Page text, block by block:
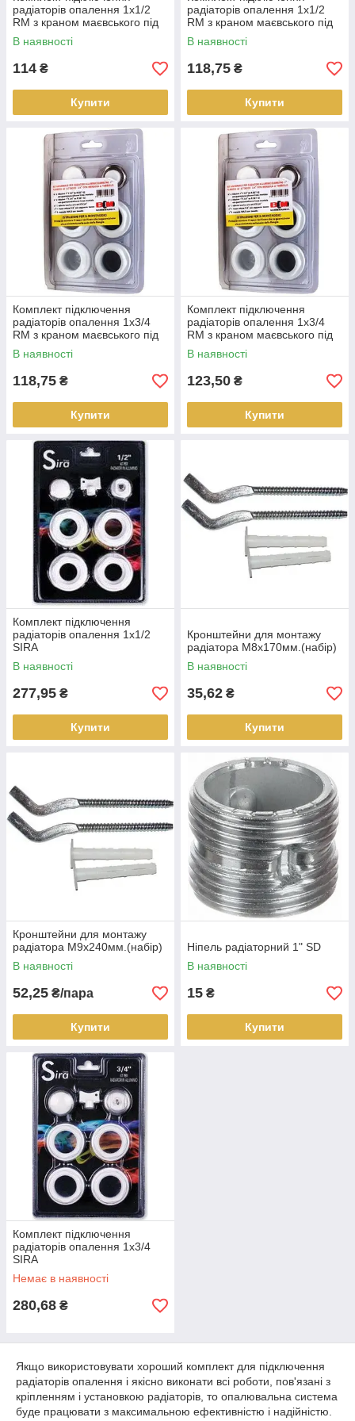
радіаторів опалення 1х1/2
RM з краном маєвського під
ключ.
В наявності
114 ₴
Купити
радіаторів опалення 1х1/2
RM з краном маєвського під
ручку.
В наявності
118,75 ₴
Купити
Комплект підключення
радіаторів опалення 1х3/4
RM з краном маєвського під
ключ.
В наявності
118,75 ₴
Купити
Комплект підключення
радіаторів опалення 1х3/4
RM з краном маєвського під
ручку.
В наявності
123,50 ₴
Купити
Комплект підключення
радіаторів опалення 1х1/2
SIRA
В наявності
277,95 ₴
Купити
Кронштейни для монтажу
радіатора М8х170мм.(набір)
В наявності
35,62 ₴
Купити
Кронштейни для монтажу
радіатора М9х240мм.(набір)
В наявності
52,25 ₴/пара
Купити
Ніпель радіаторний 1" SD
В наявності
15 ₴
Купити
Комплект підключення
радіаторів опалення 1х3/4
SIRA
Немає в наявності
280,68 ₴
Якщо використовувати хороший комплект для підключення
радіаторів опалення і якісно виконати всі роботи, пов'язані з
кріпленням і установкою радіаторів, то опалювальна система
буде працювати з максимальною ефективністю і надійністю.